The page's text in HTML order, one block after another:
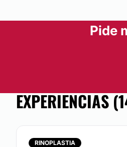
Pide
EXPERIENCIAS
RINOPLASTIA